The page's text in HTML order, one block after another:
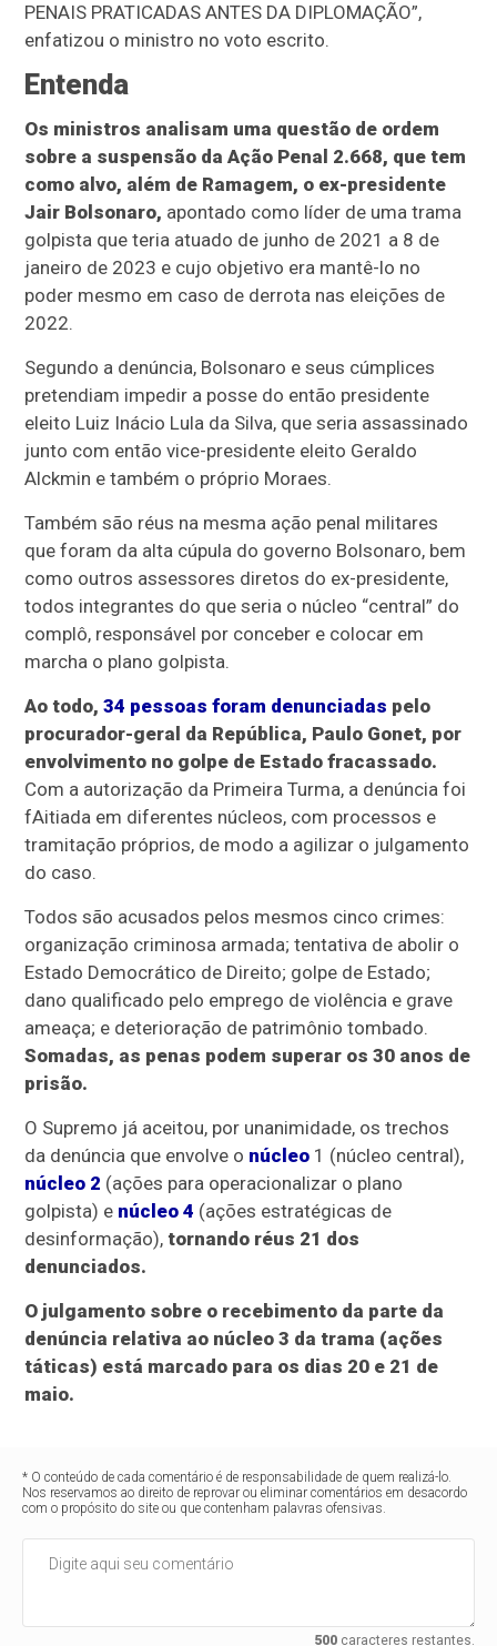
PENAIS PRATICADAS ANTES DA DIPLOMAÇÃO”,
enfatizou o ministro no voto escrito.
Entenda
Os ministros analisam uma questão de ordem
sobre a suspensão da Ação Penal 2.668, que tem
como alvo, além de Ramagem, o ex-presidente
Jair Bolsonaro, apontado como líder de uma trama
golpista que teria atuado de junho de 2021 a 8 de
janeiro de 2023 e cujo objetivo era mantê-lo no
poder mesmo em caso de derrota nas eleições de
2022.
Segundo a denúncia, Bolsonaro e seus cúmplices
pretendiam impedir a posse do então presidente
eleito Luiz Inácio Lula da Silva, que seria assassinado
junto com então vice-presidente eleito Geraldo
Alckmin e também o próprio Moraes.
Também são réus na mesma ação penal militares
que foram da alta cúpula do governo Bolsonaro, bem
como outros assessores diretos do ex-presidente,
todos integrantes do que seria o núcleo “central” do
complô, responsável por conceber e colocar em
marcha o plano golpista.
Ao todo,34 pessoas foram denunciadas pelo
procurador-geral da República, Paulo Gonet, por
envolvimento no golpe de Estado fracassado.
Com a autorização da Primeira Turma, a denúncia foi
fAitiada em diferentes núcleos, com processos e
tramitação próprios, de modo a agilizar o julgamento
do caso.
Todos são acusados pelos mesmos cinco crimes:
organização criminosa armada; tentativa de abolir o
Estado Democrático de Direito; golpe de Estado;
dano qualificado pelo emprego de violência e grave
ameaça; e deterioração de patrimônio tombado.
Somadas, as penas podem superar os 30 anos de
prisão.
O Supremo já aceitou, por unanimidade, os trechos
da denúncia que envolve o núcleo 1 (núcleo central),
núcleo 2 (ações para operacionalizar o plano
golpista) e núcleo 4 (ações estratégicas de
desinformação),tornando réus 21 dos
denunciados.
O julgamento sobre o recebimento da parte da
denúncia relativa ao núcleo 3 da trama (ações
táticas) está marcado para os dias 20 e 21 de
maio.
* O conteúdo de cada comentário é de responsabilidade de quem realizá-lo.
Nos reservamos ao direito de reprovar ou eliminar comentários em desacordo
com o propósito do site ou que contenham palavras ofensivas.
500caracteres restantes.